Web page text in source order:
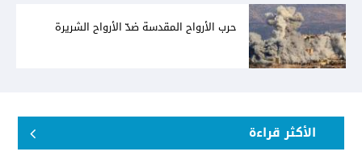
حرب الأرواح المقدسة ضدّ الأرواح الشريرة
الأكثر قراءة